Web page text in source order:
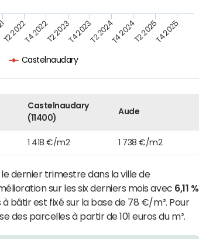
Castelnaudary
T2 2022T4 2022T2 2023T4 2023T2 2024T4 2024T2 2025T4 2025
Castelnaudary
(11400)
Aude
1 418 €/m2 1 738 €/m2
dernier trimestre dans la ville de
sur les six derniers mois avec 6,11 %
bâtir est fixé sur la base de 78 €/m². Pour
parcelles à partir de 101 euros du m².